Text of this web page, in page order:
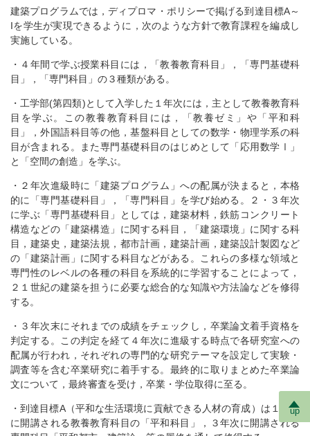
建築プログラムでは，ディプロマ・ポリシーで掲げる到達目標A～
Iを学生が実現できるように，次のような方針で教育課程を編成し
実施している。
・４年間で学ぶ授業科目には，「教養教育科目」，「専門基礎科
目」，「専門科目」の３種類がある。
・工学部(第四類)として入学した１年次には，主として教養教育科
目を学ぶ。この教養教育科目には，「教養ゼミ」や「平和科
目」，外国語科目等の他，基盤科目としての数学・物理学系の科
目が含まれる。また専門基礎科目のはじめとして「応用数学Ⅰ」
と「空間の創造」を学ぶ。
・２年次進級時に「建築プログラム」への配属が決まると，本格
的に「専門基礎科目」，「専門科目」を学び始める。２・３年次
に学ぶ「専門基礎科目」としては，建築材料，鉄筋コンクリート
構造などの「建築構造」に関する科目，「建築環境」に関する科
目，建築史，建築法規，都市計画，建築計画，建築設計製図など
の「建築計画」に関する科目などがある。これらの多様な領域と
専門性のレベルの各種の科目を系統的に学習することによって，
２１世紀の建築を担うに必要な総合的な知識や方法論などを修得
する。
・３年次末にそれまでの成績をチェックし，卒業論文着手資格を
判定する。この判定を経て４年次に進級する時点で各研究室への
配属が行われ，それぞれの専門的な研究テーマを設定して実験・
調査等を含む卒業研究に着手する。最終的に取りまとめた卒業論
文について，最終審査を受け，卒業・学位取得に至る。
・到達目標A（平和な生活環境に貢献できる人材の育成）は１年次
に開講される教養教育科目の「平和科目」，３年次に開講される
up